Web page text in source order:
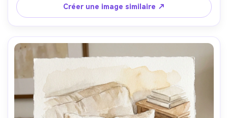
profondeur de champ --ar 4:5
Créer une image similaire ↗